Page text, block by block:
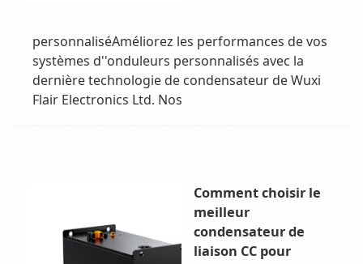
personnaliséAméliorez les performances de vos
systèmes d''onduleurs personnalisés avec la
dernière technologie de condensateur de Wuxi
Flair Electronics Ltd. Nos
Comment choisir le
meilleur
condensateur de
liaison CC pour